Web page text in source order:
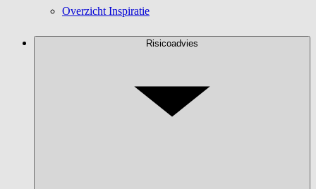
Overzicht Inspiratie
Risicoadvies